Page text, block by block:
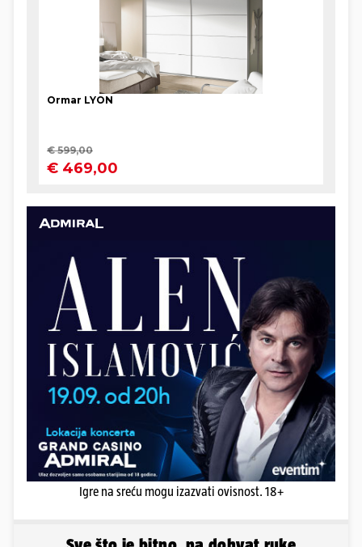
Igre na sreću mogu izazvati ovisnost. 18+